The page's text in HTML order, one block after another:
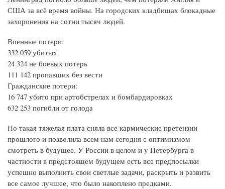
США за всё время войны. На городских кладбищах блокадные
захоронения на сотни тысяч людей.
Военные потери:
332 059 убитых
24 324 не боевых потерь
111 142 пропавших без вести
Гражданские потери:
16 747 убито при артобстрелах и бомбардировках
632 253 погибли от голода
Но такая тяжелая плата сняла все кармические претензии
прошлого и позволила всем нам сегодня с оптимизмом
смотреть в будущее. У России в целом и у Петербурга в
частности в предстоящем будущем есть все предпосылки
успешно выполнить свои светлые задачи, раскрыть и развить
все самое лучшее, что было накоплено предками.